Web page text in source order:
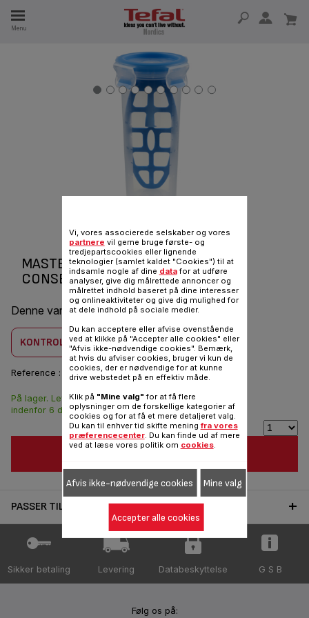
Menu
MASTERSEAL FRESH FOOD
CONSERVATION
Denne vare er kombatilbel med1 produkt(er)
KONTROLLER KOMBABILITET
Reference : K3023202
32,00 DKK
På lager. Leveringen
indenfor 6 dage.
FØJ TIL INDKØBSVOGN
PASSER TIL 1 PRODUKT(ER)
Sikker betaling Levering Databeskyttelse G S B
Følg os på:
Vi, vores associerede selskaber og vores
partnere vil gerne bruge første- og
tredjepartscookies eller lignende
teknologier (samlet kaldet "Cookies") til at
indsamle nogle af dine datafor at udføre
analyser, give dig målrettede annoncer og
målrettet indhold baseret på dine interesser
og onlineaktiviteter og give dig mulighed for
at dele indhold på sociale medier.
Du kan acceptere eller afvise ovenstående
ved at klikke på "Accepter alle cookies" eller
"Afvis ikke-nødvendige cookies". Bemærk,
at hvis du afviser cookies, bruger vi kun de
cookies, der er nødvendige for at kunne
drive webstedet på en effektiv måde.
Klik på "Mine valg" for at få flere
oplysninger om de forskellige kategorier af
cookies og for at få et mere detaljeret valg.
Du kan til enhver tid skifte mening fra vores
præferencecenter. Du kan finde ud af mere
ved at læse vores politik om cookies.
Afvis ikke-nødvendige cookies Mine valg
Accepter alle cookies